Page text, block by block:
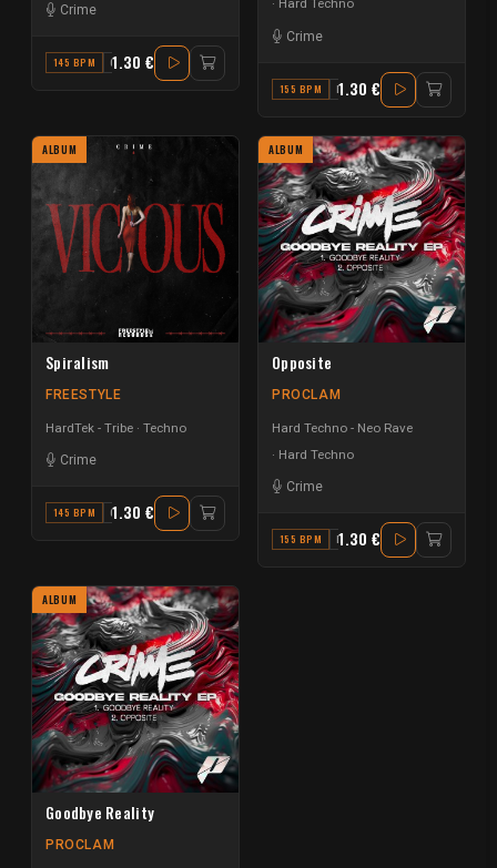
Crime
145 BPM C#1.30 €
Hard Techno
Crime
155 BPM D1.30 €
ALBUM
Spiralism
FREESTYLE
HardTek - Tribe Techno
Crime
145 BPM C#1.30 €
ALBUM
Opposite
PROCLAM
Hard Techno - Neo Rave
Hard Techno
Crime
155 BPM F1.30 €
ALBUM
Goodbye Reality
PROCLAM